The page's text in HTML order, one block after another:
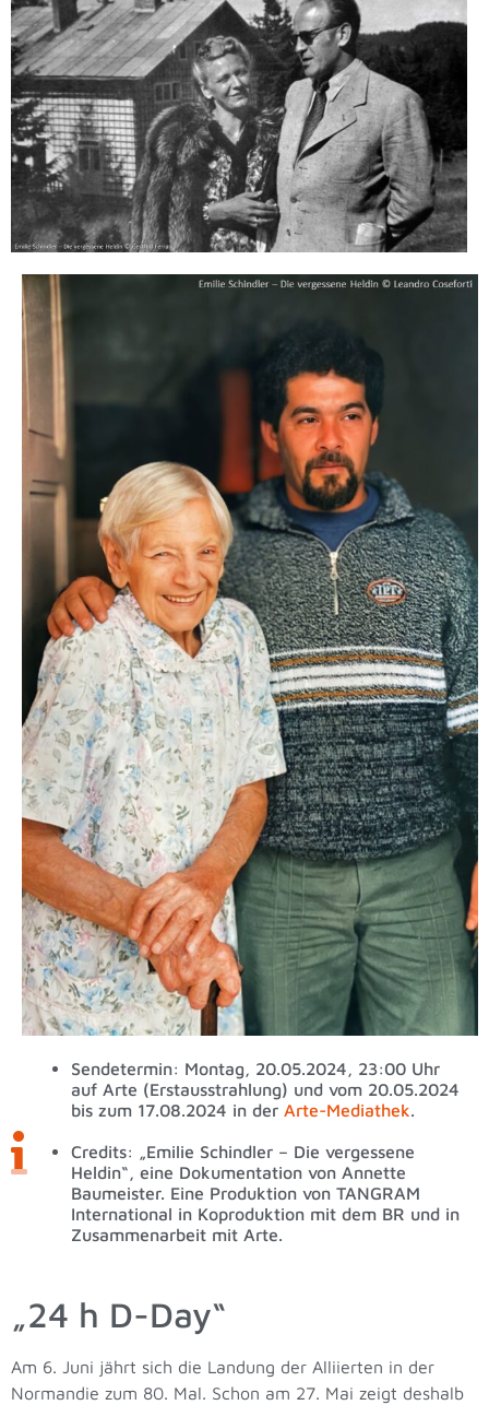
Sendetermin: Montag, 20.05.2024, 23:00 Uhr
auf Arte (Erstausstrahlung) und vom 20.05.2024
bis zum 17.08.2024 in der Arte-Mediathek.
Credits: „Emilie Schindler – Die vergessene
Heldin“, eine Dokumentation von Annette
Baumeister. Eine Produktion von TANGRAM
International in Koproduktion mit dem BR und in
Zusammenarbeit mit Arte.
„24 h D-Day“
Am 6. Juni jährt sich die Landung der Alliierten in der
Normandie zum 80. Mal. Schon am 27. Mai zeigt deshalb